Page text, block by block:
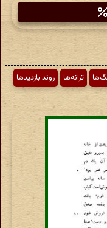
ترانه‌ها
روند بازدیدها